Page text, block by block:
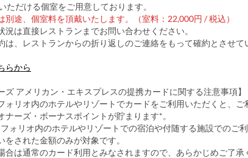
ただける個室をご用意しております。
別途、個室料を頂戴いたします。（室料：22,000円 / 税込）
況は直接レストランまでお問い合わせください。
は、レストランからの折り返しのご連絡をもって確約とさせて
らから
ズ アメリカン・エキスプレスの提携カードに関する注意事項】
ォリオ内のホテルやリゾートでカードをご利用いただくと、ご
ナーズ・ボーナスポイントが貯まります*。
ォリオ内のホテルやリゾートでの宿泊や付随する施設でのご利
をされた金額のみが対象です。
合は通常のカード利用とみなされますので、あらかじめご了承